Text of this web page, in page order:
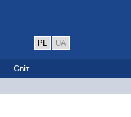
PL UA
Світ